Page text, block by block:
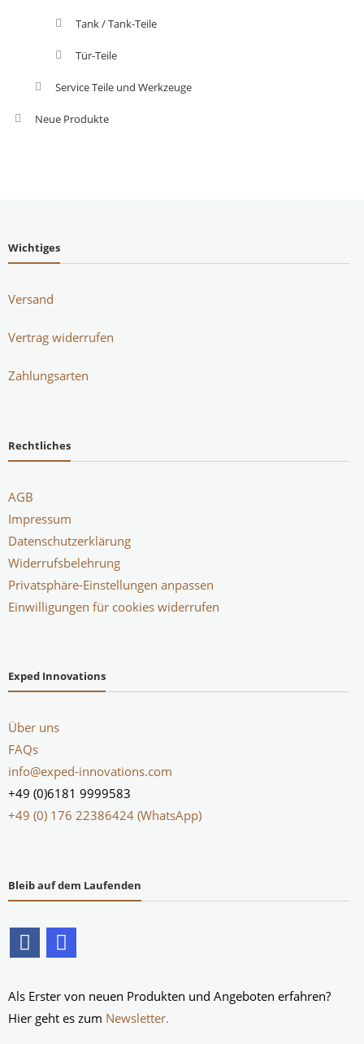
Tank / Tank-Teile
Tür-Teile
Service Teile und Werkzeuge
Neue Produkte
Wichtiges
Versand
Vertrag widerrufen
Zahlungsarten
Rechtliches
AGB
Impressum
Datenschutzerklärung
Widerrufsbelehrung
Privatsphäre-Einstellungen anpassen
Einwilligungen für cookies widerrufen
Exped Innovations
Über uns
FAQs
info@exped-innovations.com
+49 (0)6181 9999583
+49 (0) 176 22386424 (WhatsApp)
Bleib auf dem Laufenden
Als Erster von neuen Produkten und Angeboten erfahren?
Hier geht es zum Newsletter.